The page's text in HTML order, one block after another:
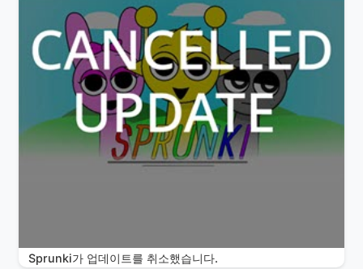
Sprunki가 업데이트를 취소했습니다.